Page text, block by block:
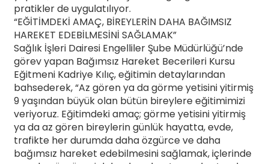
pratikler de uygulatılıyor.
“EĞİTİMDEKİ AMAÇ, BİREYLERİN DAHA BAĞIMSIZ
HAREKET EDEBİLMESİNİ SAĞLAMAK”
Sağlık İşleri Dairesi Engelliler Şube Müdürlüğü’nde
görev yapan Bağımsız Hareket Becerileri Kursu
Eğitmeni Kadriye Kılıç, eğitimin detaylarından
bahsederek, “Az gören ya da görme yetisini yitirmiş
9 yaşından büyük olan bütün bireylere eğitimimizi
veriyoruz. Eğitimdeki amaç; görme yetisini yitirmiş
ya da az gören bireylerin günlük hayatta, evde,
trafikte her durumda daha özgürce ve daha
bağımsız hareket edebilmesini sağlamak, içlerinde